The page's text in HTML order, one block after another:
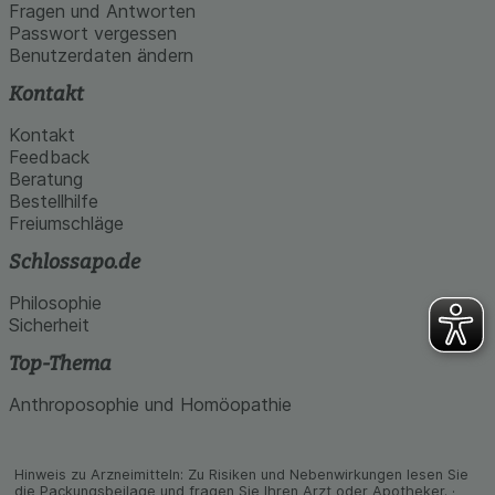
Werbung auf Drittseiten möglichst relevant für Sie
zu gestalten. Bitte beachten Sie, dass Daten
hierfür teilweise an Dritte wie z.B. Google oder
soziale Medien übertragen werden.
Fragen und Antworten
Passwort vergessen
Benutzerdaten ändern
Kontakt
Kontakt
Feedback
Beratung
Bestellhilfe
Freiumschläge
Schlossapo.de
Philosophie
Sicherheit
Top-Thema
Anthroposophie und Homöopathie
Hinweis zu Arzneimitteln: Zu Risiken und Neben­wirkungen lesen Sie
die Packungs­beilage und fragen Sie Ihren Arzt oder Apo­theker. ·